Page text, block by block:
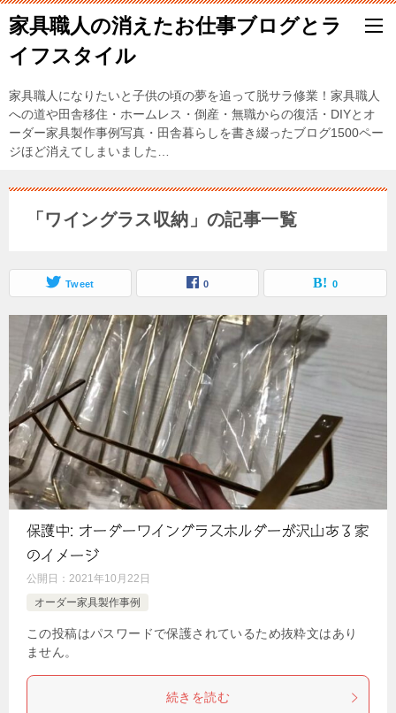
家具職人の消えたお仕事ブログとラ
イフスタイル
家具職人になりたいと子供の頃の夢を追って脱サラ修業！家具職人
への道や田舎移住・ホームレス・倒産・無職からの復活・DIYとオ
ーダー家具製作事例写真・田舎暮らしを書き綴ったブログ1500ペー
ジほど消えてしまいました…
「ワイングラス収納」の記事一覧
Tweet 0 0
保護中: オーダーワイングラスホルダーが沢山ある家
のイメージ
公開日： 2021年10月22日
オーダー家具製作事例
この投稿はパスワードで保護されているため抜粋文はあり
ません。
続きを読む